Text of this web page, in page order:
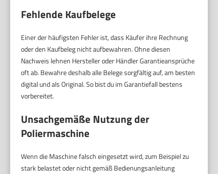
Fehlende Kaufbelege
Einer der häufigsten Fehler ist, dass Käufer ihre Rechnung
oder den Kaufbeleg nicht aufbewahren. Ohne diesen
Nachweis lehnen Hersteller oder Händler Garantieansprüche
oft ab. Bewahre deshalb alle Belege sorgfältig auf, am besten
digital und als Original. So bist du im Garantiefall bestens
vorbereitet.
Unsachgemäße Nutzung der
Poliermaschine
Wenn die Maschine falsch eingesetzt wird, zum Beispiel zu
stark belastet oder nicht gemäß Bedienungsanleitung